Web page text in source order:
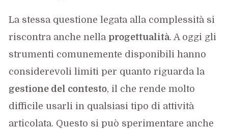
La stessa questione legata alla complessità si
riscontra anche nella progettualità. A oggi gli
strumenti comunemente disponibili hanno
considerevoli limiti per quanto riguarda la
gestione del contesto, il che rende molto
difficile usarli in qualsiasi tipo di attività
articolata. Questo si può sperimentare anche